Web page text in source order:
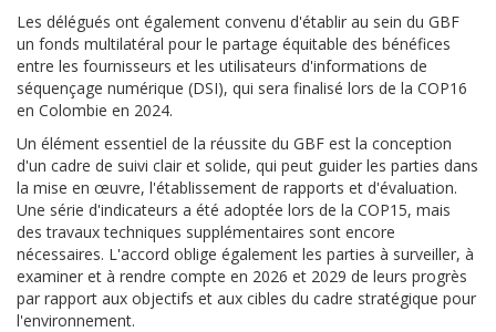
Les délégués ont également convenu d'établir au sein du GBF
un fonds multilatéral pour le partage équitable des bénéfices
entre les fournisseurs et les utilisateurs d'informations de
séquençage numérique (DSI), qui sera finalisé lors de la COP16
en Colombie en 2024.
Un élément essentiel de la réussite du GBF est la conception
d'un cadre de suivi clair et solide, qui peut guider les parties dans
la mise en œuvre, l'établissement de rapports et d'évaluation.
Une série d'indicateurs a été adoptée lors de la COP15, mais
des travaux techniques supplémentaires sont encore
nécessaires. L'accord oblige également les parties à surveiller, à
examiner et à rendre compte en 2026 et 2029 de leurs progrès
par rapport aux objectifs et aux cibles du cadre stratégique pour
l'environnement.